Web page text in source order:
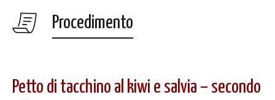
Procedimento
Petto di tacchino al kiwi e salvia – secondo